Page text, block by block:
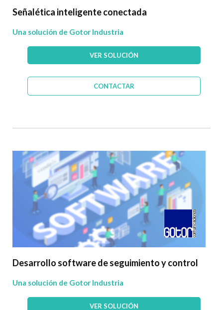
Señalética inteligente conectada
Una solución de Gotor Industria
VER SOLUCIÓN
CONTACTAR
Desarrollo software de seguimiento y control
Una solución de Gotor Industria
VER SOLUCIÓN